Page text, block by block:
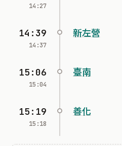
14:27
14:39
14:37
新左營
15:06
15:04
臺南
15:19
15:18
善化